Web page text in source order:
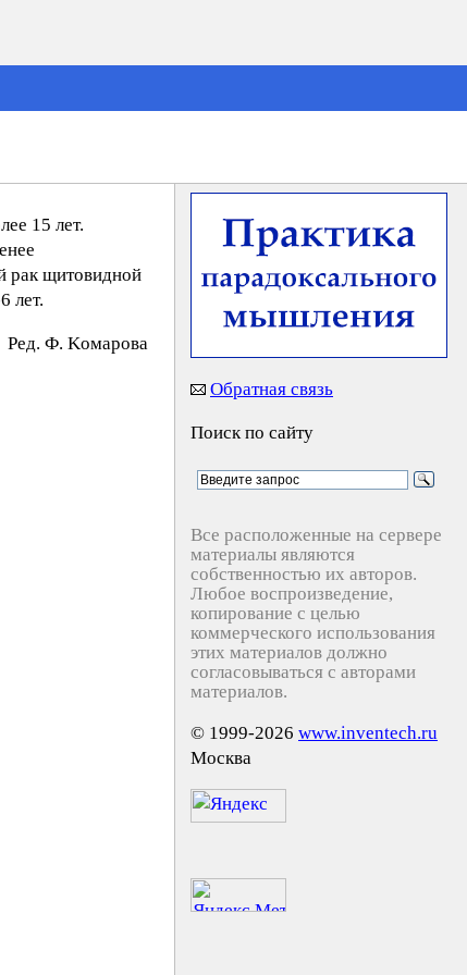
15 лет.
рак щитовидной
лет.
Peд. Ф. Koмapoвa
Обратная связь
Поиск по сайту
Все расположенные на сервере
материалы являются
собственностью их авторов.
Любое воспроизведение,
копирование с целью
коммерческого использования
этих материалов должно
согласовываться с авторами
материалов.
© 1999-2026 www.inventech.ru
Москва